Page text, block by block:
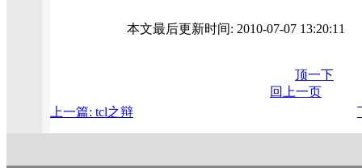
本文最后更新时间: 2010-07-07
顶一下
回上一页
上一篇: tcl之辩